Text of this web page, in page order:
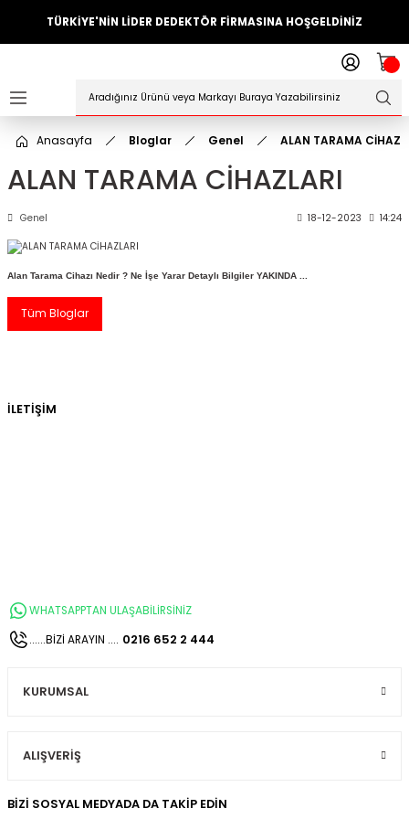
TÜRKİYE'NİN LİDER DEDEKTÖR FİRMASINA HOŞGELDİNİZ
Geri Dön
Anasayfa Bloglar Genel ALAN TARAMA
ALAN TARAMA CİHAZLARI
Genel 18-12-2023 14:24
Alan Tarama Cihazı Nedir ? Ne İşe Yarar Detaylı Bilgiler YAKINDA ...
Tüm Bloglar
İLETİŞİM
WHATSAPPTAN ULAŞABİLİRSİNİZ
......BİZİ ARAYIN .... 0216 652 2 444
KURUMSAL
ALIŞVERİŞ
BİZİ SOSYAL MEDYADA DA TAKİP EDİN